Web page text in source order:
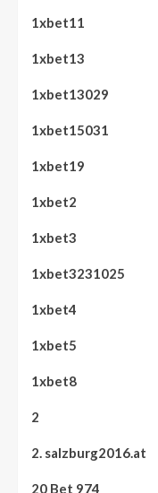
1xbet11
1xbet13
1xbet13029
1xbet15031
1xbet19
1xbet2
1xbet3
1xbet3231025
1xbet4
1xbet5
1xbet8
2
2. salzburg2016.at
20 Bet 974